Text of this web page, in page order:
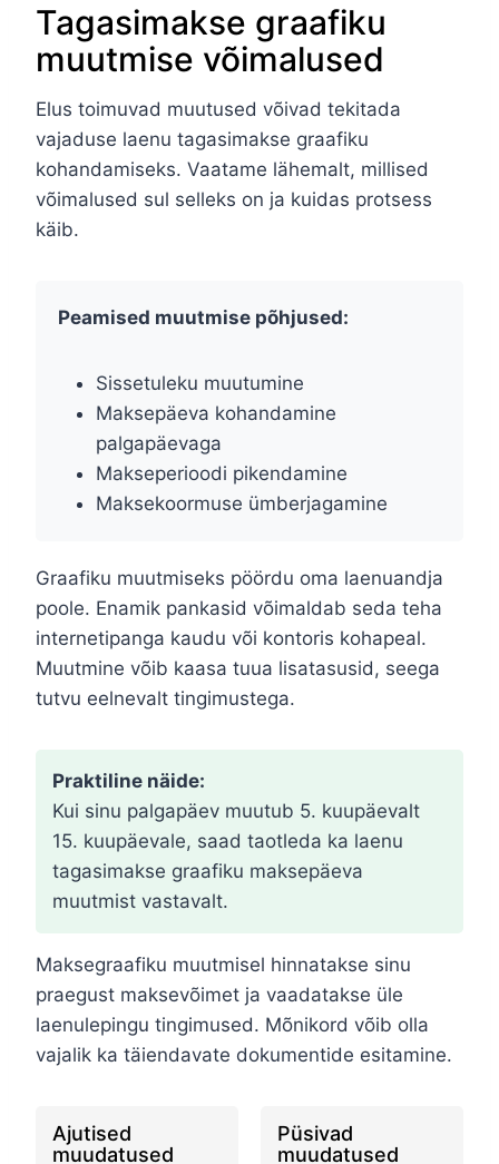
Tagasimakse graafiku
muutmise võimalused
Elus toimuvad muutused võivad tekitada
vajaduse laenu tagasimakse graafiku
kohandamiseks. Vaatame lähemalt, millised
võimalused sul selleks on ja kuidas protsess
käib.
Peamised muutmise põhjused:
Sissetuleku muutumine
Maksepäeva kohandamine
palgapäevaga
Makseperioodi pikendamine
Maksekoormuse ümberjagamine
Graafiku muutmiseks pöördu oma laenuandja
poole. Enamik pankasid võimaldab seda teha
internetipanga kaudu või kontoris kohapeal.
Muutmine võib kaasa tuua lisatasusid, seega
tutvu eelnevalt tingimustega.
Praktiline näide:
Kui sinu palgapäev muutub 5. kuupäevalt
15. kuupäevale, saad taotleda ka laenu
tagasimakse graafiku maksepäeva
muutmist vastavalt.
Maksegraafiku muutmisel hinnatakse sinu
praegust maksevõimet ja vaadatakse üle
laenulepingu tingimused. Mõnikord võib olla
vajalik ka täiendavate dokumentide esitamine.
Ajutised
muudatused
Püsivad
muudatused